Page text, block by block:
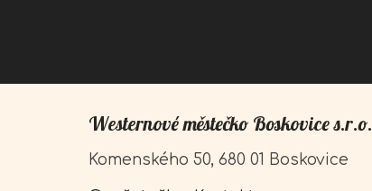
Westernové městečko Boskovice s.r.o.
Komenského 50, 680 01 Boskovice